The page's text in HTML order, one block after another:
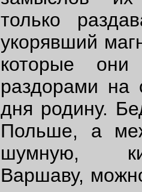
только
укорявший
которые они
раздорами на
дня родину.
Польше, а
шумную,
Варшаву,